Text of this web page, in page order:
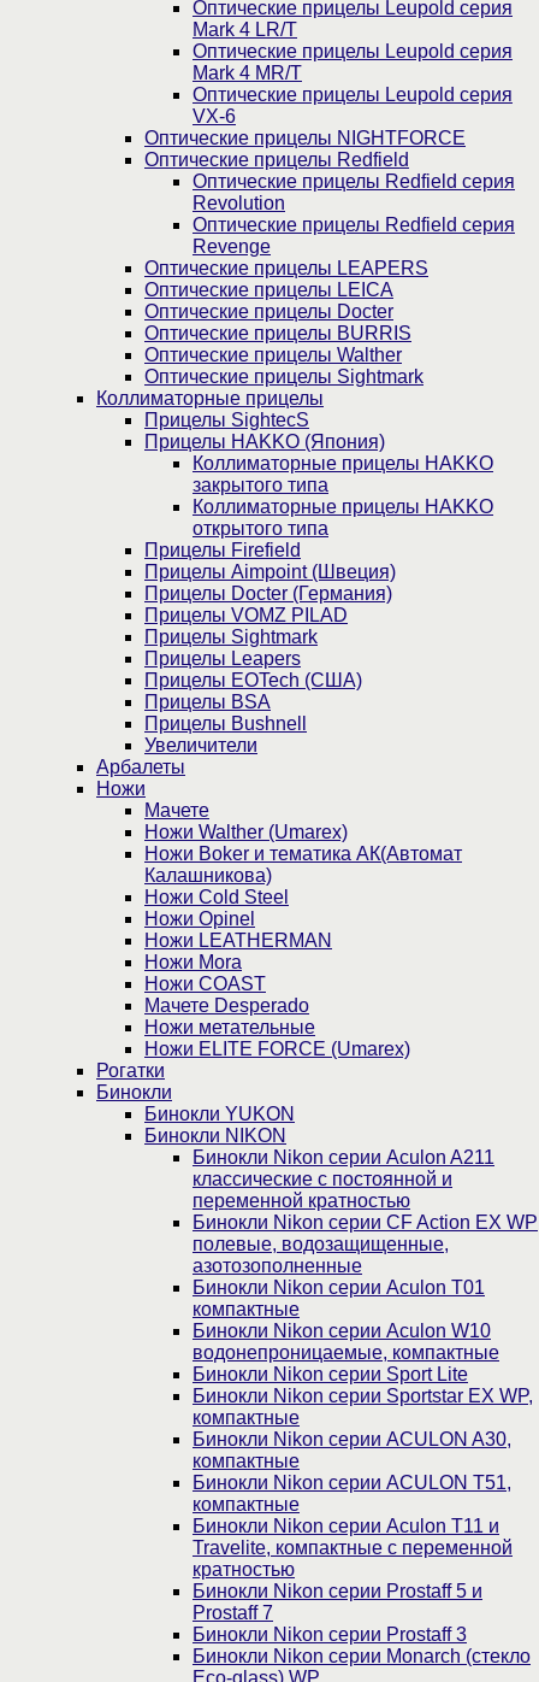
Оптические прицелы Leupold серия
Mark 4 LR/T
Оптические прицелы Leupold серия
Mark 4 MR/T
Оптические прицелы Leupold серия
VX-6
Оптические прицелы NIGHTFORCE
Оптические прицелы Redfield
Оптические прицелы Redfield серия
Revolution
Оптические прицелы Redfield серия
Revenge
Оптические прицелы LEAPERS
Оптические прицелы LEICA
Оптические прицелы Docter
Оптические прицелы BURRIS
Оптические прицелы Walther
Оптические прицелы Sightmark
Коллиматорные прицелы
Прицелы SightecS
Прицелы HAKKO (Япония)
Коллиматорные прицелы HAKKO
закрытого типа
Коллиматорные прицелы HAKKO
открытого типа
Прицелы Firefield
Прицелы Aimpoint (Швеция)
Прицелы Docter (Германия)
Прицелы VOMZ PILAD
Прицелы Sightmark
Прицелы Leapers
Прицелы EOTech (США)
Прицелы BSA
Прицелы Bushnell
Увеличители
Арбалеты
Ножи
Мачете
Ножи Walther (Umarex)
Ножи Boker и тематика АК(Автомат
Калашникова)
Ножи Cold Steel
Ножи Opinel
Ножи LEATHERMAN
Ножи Mora
Ножи COAST
Мачете Desperado
Ножи метательные
Ножи ELITE FORCE (Umarex)
Рогатки
Бинокли
Бинокли YUKON
Бинокли NIKON
Бинокли Nikon серии Aculon A211
классические с постоянной и
переменной кратностью
Бинокли Nikon серии СF Action EX WP
полевые, водозащищенные,
азотозополненные
Бинокли Nikon серии Aculon T01
компактные
Бинокли Nikon серии Aculon W10
водонепроницаемые, компактные
Бинокли Nikon серии Sport Lite
Бинокли Nikon серии Sportstar EX WP,
компактные
Бинокли Nikon серии ACULON A30,
компактные
Бинокли Nikon серии ACULON Т51,
компактные
Бинокли Nikon серии Aculon T11 и
Travelite, компактные с переменной
кратностью
Бинокли Nikon серии Prostaff 5 и
Prostaff 7
Бинокли Nikon серии Prostaff 3
Бинокли Nikon серии Monarch (стекло
Eco-glass) WP